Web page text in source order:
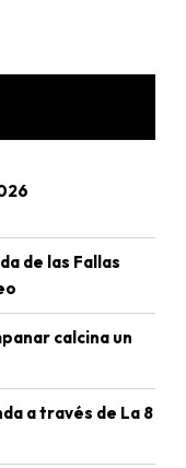
de las Fallas
calcina un
a través de La 8